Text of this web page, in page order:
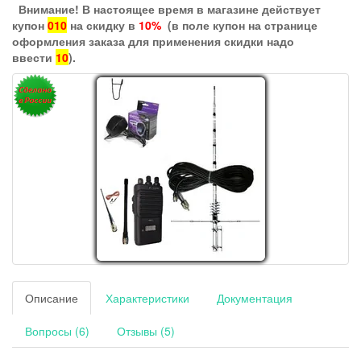
Внимание! В настоящее время в магазине действует
купон 010 на скидку в 10% (в поле купон на странице
оформления заказа для применения скидки надо
ввести 10).
Описание Характеристики Документация
Вопросы (6) Отзывы (5)